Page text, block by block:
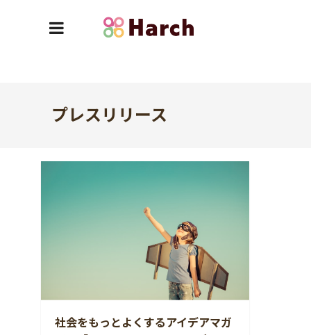
プレスリリース
社会をもっとよくするアイデアマガ